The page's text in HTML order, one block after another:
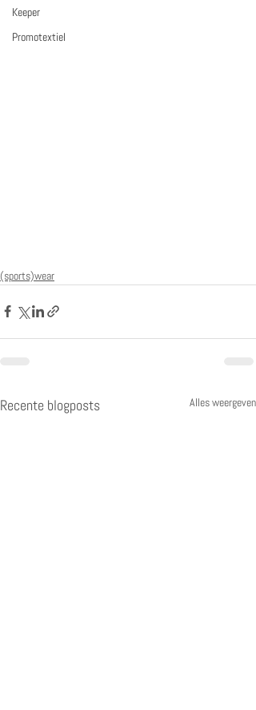
Keeper
Promotextiel
(sports)wear
Recente blogposts Alles weergeven